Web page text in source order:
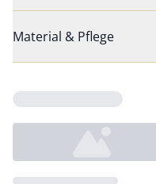
Material & Pflege